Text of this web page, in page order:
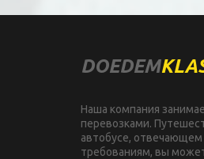
DOEDEM
Наша компания
перевозками.
автобусе,
требованиям, вы